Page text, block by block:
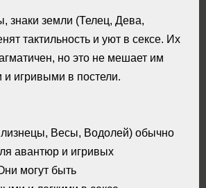
знаки земли (Телец, Дева,
тактильность и уют в сексе. Их
но это не мешает им
и игривыми в постели.
Весы, Водолей) обычно
авантюр и игривых
могут быть